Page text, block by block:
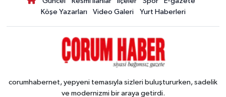
Köşe Yazarları
Video Galeri Yurt Haberleri
corumhabernet, yepyeni temasıyla sizleri buluştururken, sadelik
ve modernizmi bir araya getirdi.